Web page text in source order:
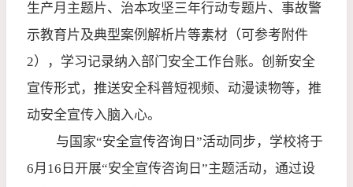
生产月主题片、治本攻坚三年行动专题片、事故警
示教育片及典型案例解析片等素材（可参考附件
2），学习记录纳入部门安全工作台账。创新安全
宣传形式，推送安全科普短视频、动漫读物等，推
动安全宣传入脑入心。
与国家“安全宣传咨询日”活动同步，学校将于
6月 16 日开展“安全宣传咨询日”主题活动，通过设